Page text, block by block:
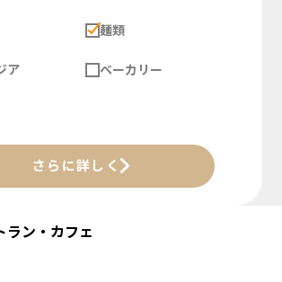
麺類
ア ベーカリー
さらに詳しく
ラン・カフェ